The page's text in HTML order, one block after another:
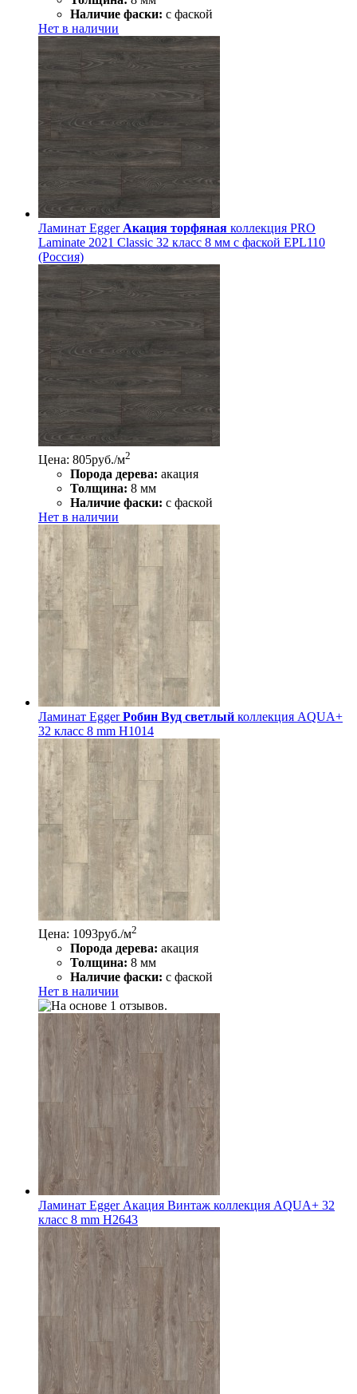
Наличие фаски: с фаской
Нет в наличии
Ламинат Egger Акация торфяная коллекция PRO
Laminate 2021 Classic 32 класс 8 мм с фаской EPL110
(Россия)
Цена: 805руб./м2
Порода дерева: акация
Толщина: 8 мм
Наличие фаски: с фаской
Нет в наличии
Ламинат EggerРобин Вуд светлый коллекция AQUA+
32 класс 8 mm H1014
Цена: 1093руб./м2
Порода дерева: акация
Толщина: 8 мм
Наличие фаски: с фаской
Нет в наличии
Ламинат Egger Акация Винтаж коллекция AQUA+ 32
класс 8 mm H2643